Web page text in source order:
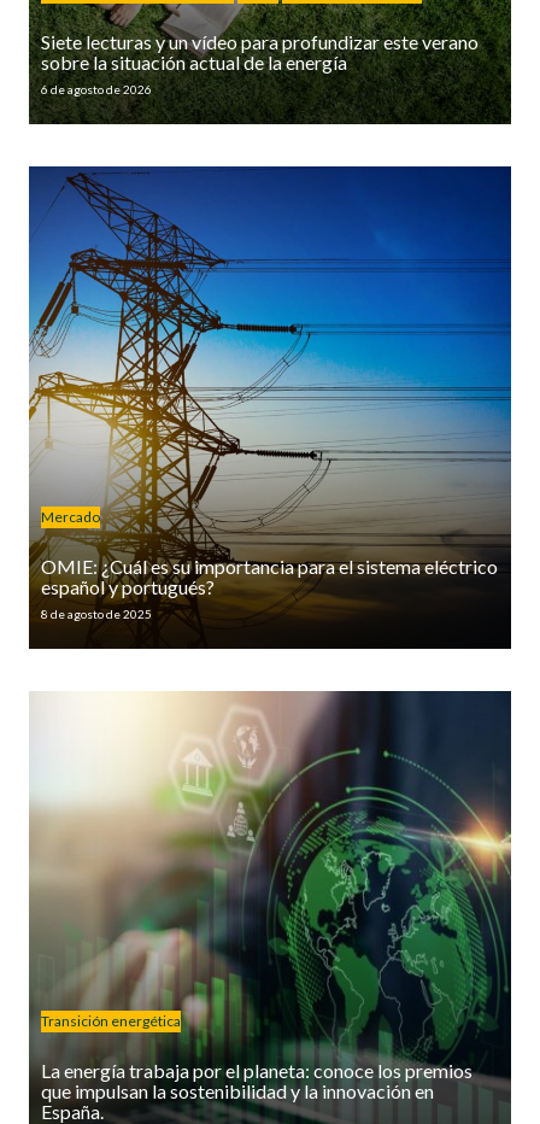
Siete lecturas y un vídeo para profundizar este verano
sobre la situación actual de la energía
6 de agosto de 2026
Mercado
OMIE: ¿Cuál es su importancia para el sistema eléctrico
español y portugués?
8 de agosto de 2025
Transición energética
La energía trabaja por el planeta: conoce los premios
que impulsan la sostenibilidad y la innovación en
España.